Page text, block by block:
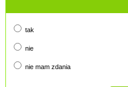
tak
nie
nie mam zdania